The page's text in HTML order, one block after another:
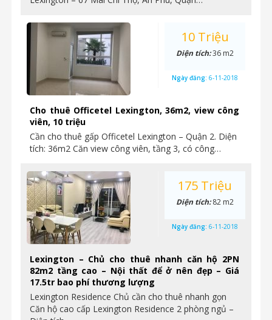
Cho thuê Officetel Lexington, 36m2, view công
viên, 10 triệu
Cần cho thuê gấp Officetel Lexington – Quận 2. Diện
tích: 36m2 Căn view công viên, tầng 3, có công…
10 Triệu
Diện tích:36 m2
Ngày đăng: 6-11-2018
Lexington – Chủ cho thuê nhanh căn hộ 2PN
82m2 tầng cao – Nội thất để ở nên đẹp – Giá
17.5tr bao phí thương lượng
Lexington Residence Chủ cần cho thuê nhanh gọn
Căn hộ cao cấp Lexington Residence 2 phòng ngủ –
175 Triệu
Diện tích:82 m2
Ngày đăng: 6-11-2018